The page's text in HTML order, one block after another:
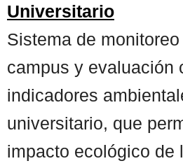
Universitario
Sistema de
campus y evaluación
indicadores
universitario, que
impacto ecológico de